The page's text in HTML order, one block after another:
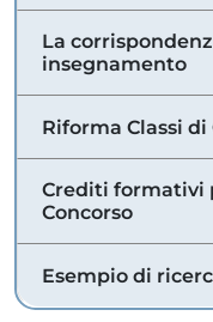
La
insegnamento
Riforma Classi di
Crediti formativi
Concorso
Esempio di